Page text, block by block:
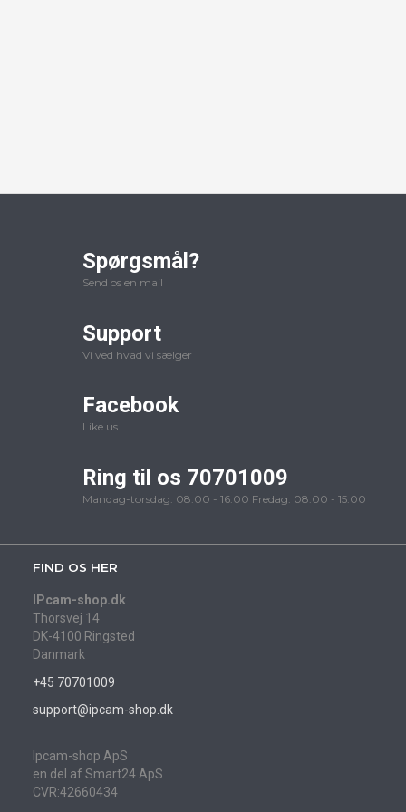
Spørgsmål?
Send os en mail
Support
Vi ved hvad vi sælger
Facebook
Like us
Ring til os 70701009
Mandag-torsdag: 08.00 - 16.00 Fredag: 08.00 - 15.00
FIND OS HER
IPcam-shop.dk
Thorsvej 14
DK-4100 Ringsted
Danmark
+45 70701009
support@ipcam-shop.dk
Ipcam-shop ApS
en del af Smart24 ApS
CVR:42660434